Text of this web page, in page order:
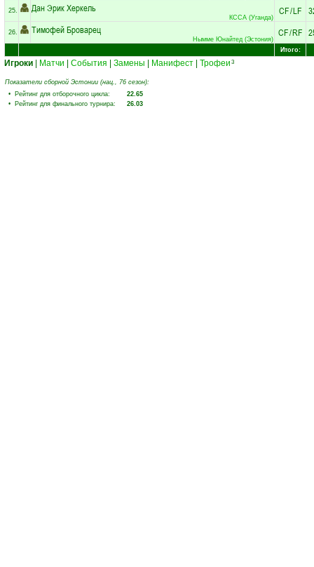
25. Дан Эрик Херкель
КССА (Уганда)
CF/LF
26. Тимофей Броварец
Нымме Юнайтед (Эстония)
CF/RF
Итого:
Игроки Матчи События Замены Манифест Трофеи 3
Показатели сборной Эстонии (нац., 76 сезон):
• Рейтинг для отборочного цикла:
22.65
• Рейтинг для финального турнира:
26.03